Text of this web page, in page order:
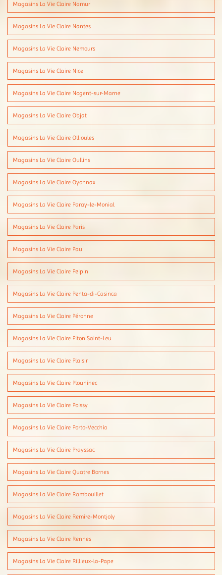
Magasins La Vie Claire Namur
Magasins La Vie Claire Nantes
Magasins La Vie Claire Nemours
Magasins La Vie Claire Nice
Magasins La Vie Claire Nogent-sur-Marne
Magasins La Vie Claire Objat
Magasins La Vie Claire Ollioules
Magasins La Vie Claire Oullins
Magasins La Vie Claire Oyonnax
Magasins La Vie Claire Paray-le-Monial
Magasins La Vie Claire Paris
Magasins La Vie Claire Pau
Magasins La Vie Claire Peipin
Magasins La Vie Claire Penta-di-Casinca
Magasins La Vie Claire Péronne
Magasins La Vie Claire Piton Saint-Leu
Magasins La Vie Claire Plaisir
Magasins La Vie Claire Plouhinec
Magasins La Vie Claire Poissy
Magasins La Vie Claire Porto-Vecchio
Magasins La Vie Claire Prayssac
Magasins La Vie Claire Quatre Bornes
Magasins La Vie Claire Rambouillet
Magasins La Vie Claire Remire-Montjoly
Magasins La Vie Claire Rennes
Magasins La Vie Claire Rillieux-la-Pape